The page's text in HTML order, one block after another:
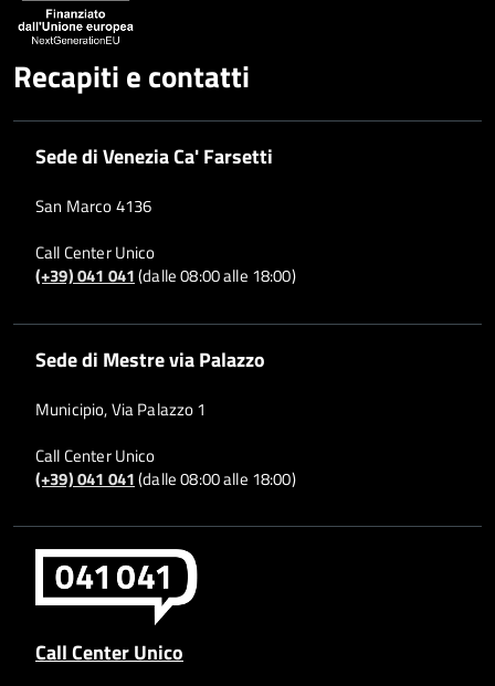
Recapiti e contatti
Sede di Venezia Ca' Farsetti
San Marco 4136
Call Center Unico
(+39) 041 041(dalle 08:00 alle 18:00)
Sede di Mestre via Palazzo
Municipio, Via Palazzo 1
Call Center Unico
(+39) 041 041(dalle 08:00 alle 18:00)
Call Center Unico